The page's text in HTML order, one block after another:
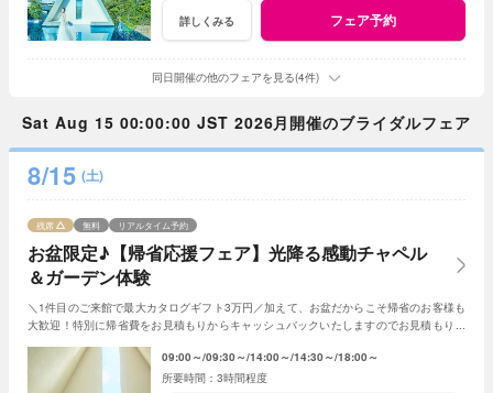
詳しくみる フェア予約
同日開催の他のフェアを見る(4件)
Sat Aug 15 00:00:00 JST 2026月開催のブライダルフェア
8/15 (土)
お盆限定♪【帰省応援フェア】光降る感動チャペル
＆ガーデン体験
残席 無料 リアルタイム予約
＼1件目のご来館で最大カタログギフト3万円／加えて、お盆だからこそ帰省のお客様も
大歓迎！特別に帰省費をお見積もりからキャッシュバックいたしますのでお見積もり作
09:00～ 09:30～ 14:00～ 14:30～ 18:00～
3時間程度